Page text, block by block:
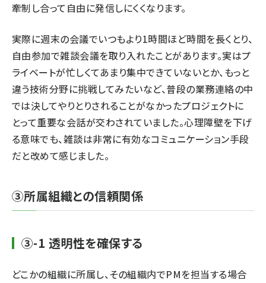
牽制し合って自由に発信しにくくなります。
実際に週末の会議でいつもより1時間ほど時間を長くとり、
自由参加で雑談会議を取り入れたことがあります。実はプ
ライベートが忙しくてあまり集中できていないとか、もっと
違う技術分野に挑戦してみたいなど、普段の業務連絡の中
では決してやりとりされることがなかったプロジェクトに
とって重要な会話が交わされていました。心理障壁を下げ
る意味でも、雑談は非常に有効なコミュニケーション手段
だと改めて感じました。
③所属組織との信頼関係
③-1 透明性を確保する
どこかの組織に所属し、その組織内でPMを担当する場合